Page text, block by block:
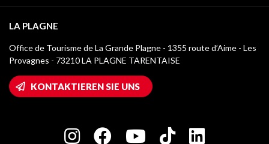
Klassifizierung von Möbeln
Kurtaxe
Mediathek
Logos La Plagne
Wifi-Zugang
Haus der Eigentümer
Charta der Engagierten Akteure
Montchavin - Les Coches
Champagny-en-Vanoise
Plagne 1800
LA PLAGNE
Office de Tourisme de La Grande Plagne - 1355 route d’Aime - Les
Provagnes - 73210 LA PLAGNE TARENTAISE
KONTAKTIEREN SIE UNS